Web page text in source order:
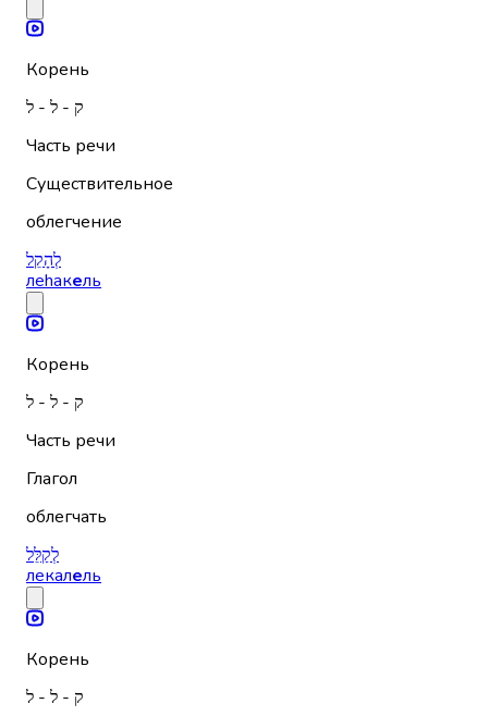
Корень
ק - ל - ל
Часть речи
Существительное
облегчение
לְהָקֵל
леhакель
Корень
ק - ל - ל
Часть речи
Глагол
облегчать
לְקַלֵּל
лекалель
Корень
ק - ל - ל